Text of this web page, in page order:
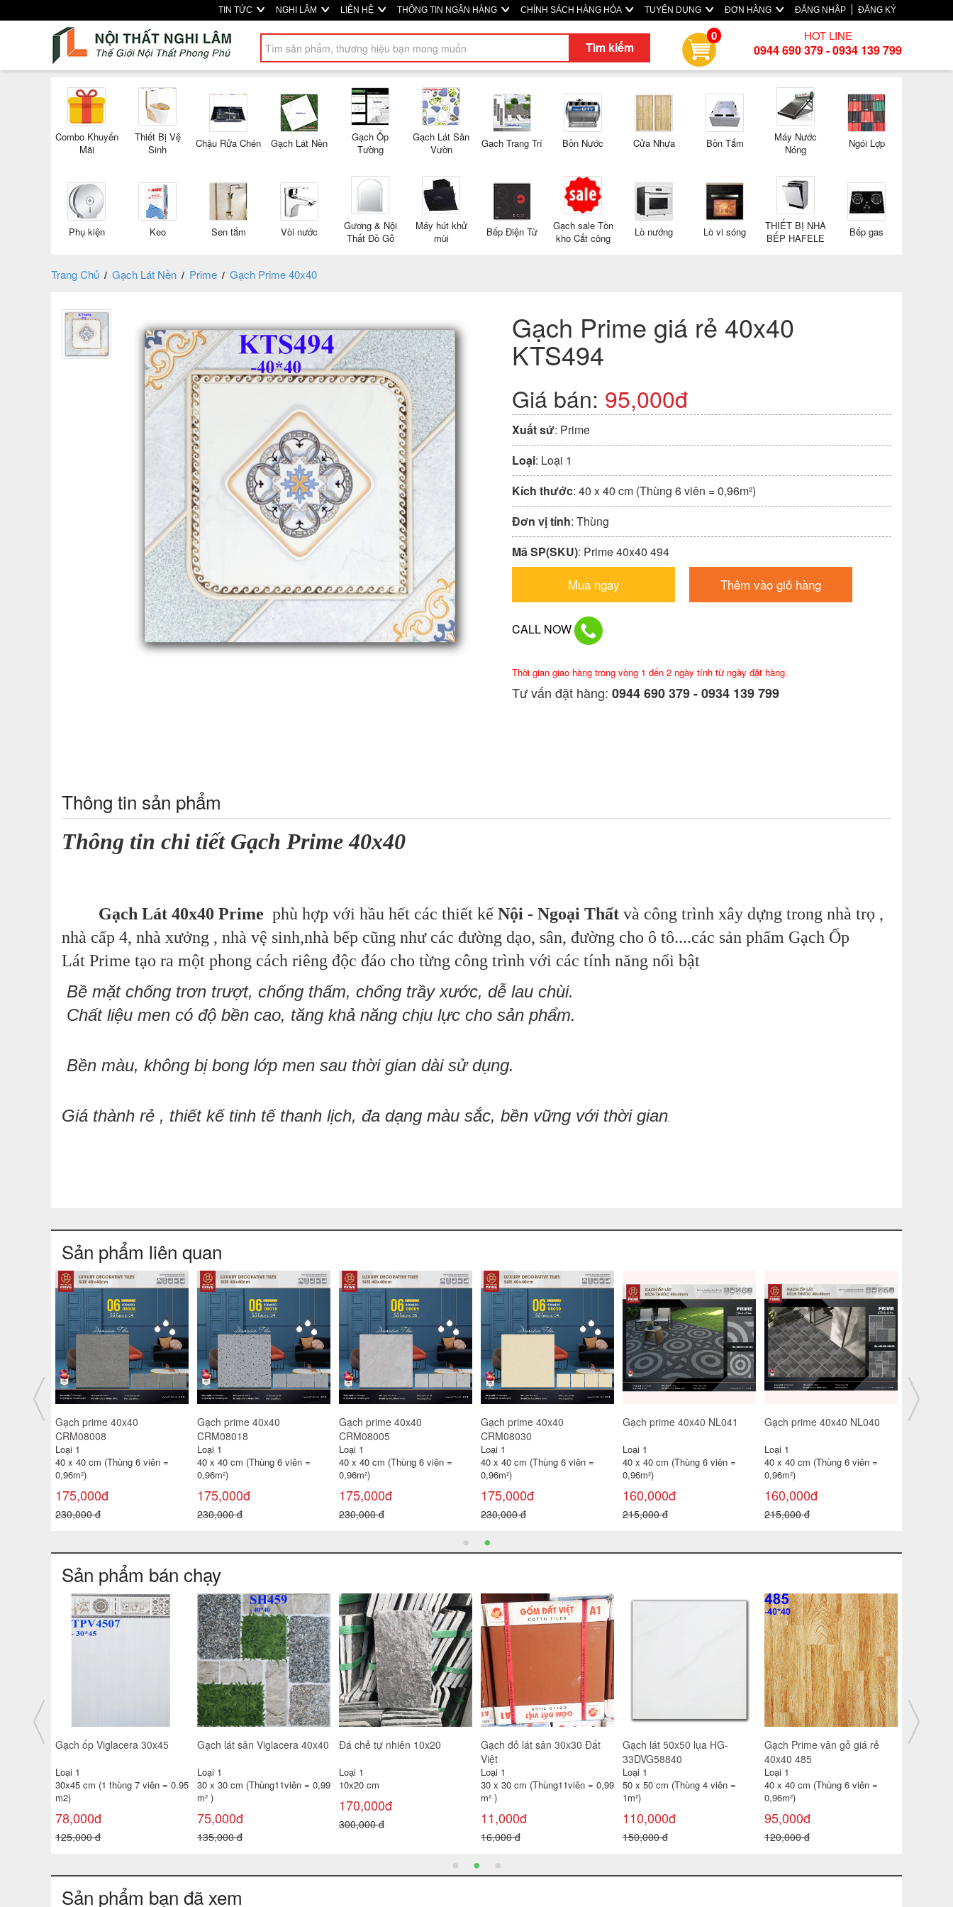
TIN TỨC NGHI LÂM LIÊN HỆ THÔNG TIN NGÂN HÀNG CHÍNH SÁCH HÀNG HÓA TUYỂN DỤNG ĐƠN HÀNG ĐĂNG NHẬP ĐĂNG KÝ
Tìm kiếm
0 HOT LINE
0944 690 379 - 0934 139 799
Combo Khuyến
Mãi
Thiết Bị Vệ
Sinh
Chậu Rửa Chén Gạch Lát Nền
Gạch Ốp
Tường
Gạch Lát Sân
Vườn
Gạch Trang Trí Bồn Nước Cửa Nhựa Bồn Tắm
Máy Nước
Nóng
Ngói Lợp
Phụ kiện Keo Sen tắm Vòi nước
Gương & Nội
Thất Đồ Gỗ
Máy hút khử
mùi
Bếp Điện Từ
Gạch sale Tồn
kho Cắt công
Lò nướng Lò vi sóng
THIẾT BỊ NHÀ
BẾP HAFELE
Bếp gas
Trang Chủ / Gạch Lát Nền / Prime / Gạch Prime 40x40
Gạch Prime giá rẻ 40x40
KTS494
Giá bán: 95,000đ
Xuất sứ: Prime
Loại: Loại 1
Kích thước: 40 x 40 cm (Thùng 6 viên = 0,96m²)
Đơn vị tính: Thùng
Mã SP(SKU): Prime 40x40 494
Mua ngay Thêm vào giỏ hàng
CALL NOW
Thời gian giao hàng trong vòng 1 đến 2 ngày tính từ ngày đặt hàng.
Tư vấn đặt hàng: 0944 690 379 - 0934 139 799
Thông tin sản phẩm
Thông tin chi tiết Gạch Prime 40x40
Gạch Lát 40x40 Prime phù hợp với hầu hết các thiết kế Nội - Ngoại Thất và công trình xây dựng trong nhà trọ ,
nhà cấp 4, nhà xưởng , nhà vệ sinh,nhà bếp cũng như các đường dạo, sân, đường cho ô tô....các sản phẩm Gạch Ốp
Lát Prime tạo ra một phong cách riêng độc đáo cho từng công trình với các tính năng nổi bật
Bề mặt chống trơn trượt, chống thấm, chống trầy xước, dễ lau chùi.
Chất liệu men có độ bền cao, tăng khả năng chịu lực cho sản phẩm.
Bền màu, không bị bong lớp men sau thời gian dài sử dụng.
Giá thành rẻ , thiết kế tinh tế thanh lịch, đa dạng màu sắc, bền vững với thời gian.
Sản phẩm liên quan
Gạch prime 40x40 NL042
Loại 1
40 x 40 cm (Thùng 6 viên =
0,96m²)
175,000đ
230,000 đ
Gạch prime 40x40
CRM08035
Loại 1
40 x 40 cm (Thùng 6 viên =
0,96m²)
175,000đ
230,000 đ
Gạch prime 40x40
CRM08033
Loại 1
40 x 40 cm (Thùng 6 viên =
0,96m²)
175,000đ
230,000 đ
Gạch prime 40x40
CRM08034
Loại 1
40 x 40 cm (Thùng 6 viên =
0,96m²)
175,000đ
230,000 đ
Gạch prime 40x40
Loại 1
40 x 40 cm (Thùng 6 viên =
0,96m²)
175,000đ
230,000 đ
Gạch prime 40x40
Loại 1
40 x 40 cm (Thùng 6 viên =
0,96m²)
175,000đ
230,000 đ
Gạch
Sản phẩm bán chạy
Gạch ốp tường TATA 30x60
Loại 1
30x60 cm ( 1 thùng 6 viên =
1.08 m²
138,000đ
180,000 đ
Gạch ốp tường 25x40 TP-
Loại 1
25x40 cm( 1 thùng 10 viên =
1m2 )
100,000đ
130,000 đ
Gạch đỏ lát sân 30x30 Gốm
Loại 1
30 x 30 cm (Thùng11viên = 0,99
11,000đ
Gạch lát sân Prime 40x40
SV4244
Loại 1
40 x 40 cm (Thùng 6 viên =
0,96 m² )
100,000đ
120,000 đ
Gạch lát 30x30 CP-HA309
Loại 1
30 x 30 cm (Thùng 11 viên =
0,99m²)
185,000đ
220,000 đ
Gạch catalan 60x60 6119
Loại 1
60 x 60 cm (Thùng 4 viên =
1,44m2)
115,000đ
180,000 đ
Gạch đỏ
Sản phẩm bạn đã xem